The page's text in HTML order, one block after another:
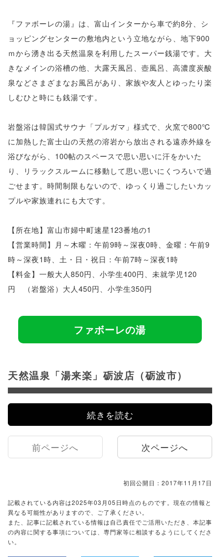
『ファボーレの湯』は、富山インターから車で約8分、シ
ョッピングセンターの敷地内という立地ながら、地下900
ｍから湧き出る天然温泉を利用したスーパー銭湯です。大
きなメインの浴槽の他、大露天風呂、壺風呂、高濃度炭酸
泉などさまざまなお風呂があり、家族や友人とゆったり楽
しむひと時にも銭湯です。
岩盤浴は韓国式サウナ「プルガマ」様式で、火窯で800℃
に加熱した富士山の天然の溶岩から放出される遠赤外線を
浴びながら、100帖のスペースで思い思いに汗をかいた
り、リラックスルームに移動して思い思いにくつろいで過
ごせます。時間制限もないので、ゆっくり過ごしたいカッ
プルや家族連れにも大です。
【所在地】富山市婦中町速星123番地の1
【営業時間】月～木曜：午前9時～深夜0時、金曜：午前9
時～深夜1時、土・日・祝日：午前7時～深夜1時
【料金】一般大人850円、小学生400円、未就学児120
円 （岩盤浴）大人450円、小学生350円
ファボーレの湯
天然温泉「湯来楽」砺波店（砺波市）
続きを読む
前ページへ 次ページへ
初回公開日：2017年11月17日
記載されている内容は2025年03月05日時点のものです。現在の情報と
異なる可能性がありますので、ご了承ください。
また、記事に記載されている情報は自己責任でご活用いただき、本記事
の内容に関する事項については、専門家等に相談するようにしてくださ
い。